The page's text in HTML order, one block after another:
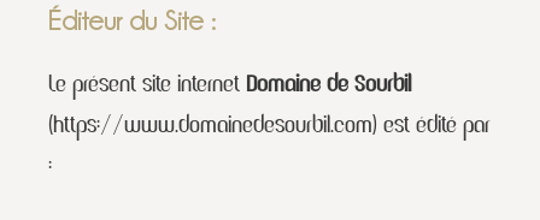
Éditeur du Site :
Le présent site internet Domaine de Sourbil
(https://www.domainedesourbil.com) est édité par
: